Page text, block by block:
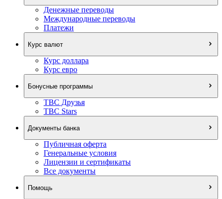
Денежные переводы
Международные переводы
Платежи
Курс валют
Курс доллара
Курс евро
Бонусные программы
TBC Друзья
TBC Stars
Документы банка
Публичная оферта
Генеральные условия
Лицензии и сертификаты
Все документы
Помощь